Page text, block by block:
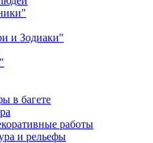
и Зодиаки"
в багете
работы
и рельефы